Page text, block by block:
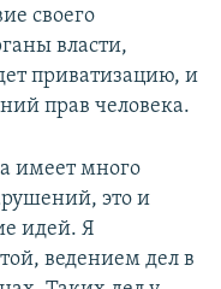
своего
власти,
приватизацию, и
прав человека.
имеет много
это и
идей. Я
ведением дел в